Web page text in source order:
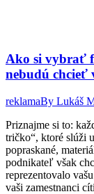
Ako si vybrať
nebudú chcieť
reklamaBy Lukáš
Priznajme si to:
tričko“, ktoré slúži
popraskané,
podnikateľ však
reprezentovalo
vaši zamestnanci